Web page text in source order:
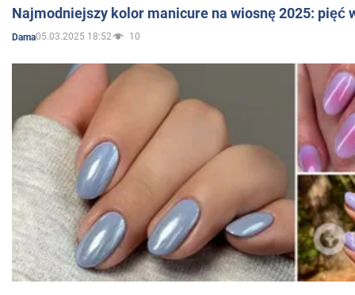
Najmodniejszy kolor manicure na wiosnę 2025: pięć
Dama05.03.2025 18:52 10